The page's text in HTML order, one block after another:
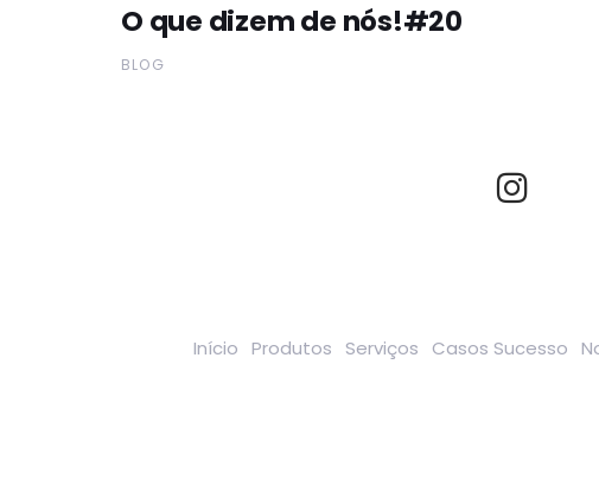
O que dizem de nós!#20
BLOG
Início Produtos Serviços Casos Sucesso